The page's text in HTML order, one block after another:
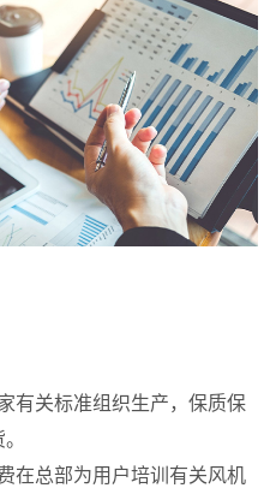
有关标准组织生产，保质保
在总部为用户培训有关风机